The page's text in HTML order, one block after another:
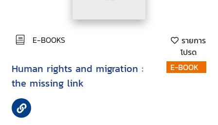
E-BOOKS
รายการ
โปรด
Human rights and migration :
the missing link
E-BOOK